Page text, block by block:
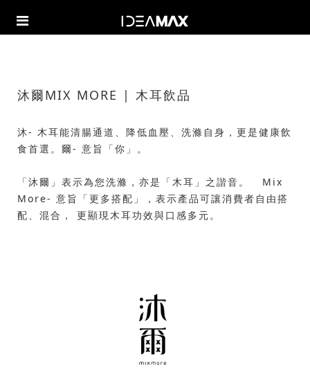
沐爾MIX MORE | 木耳飲品
沐- 木耳能清腸通道、降低血壓、洗滌自身，更是健康飲
食首選。爾- 意旨「你」。
「沐爾」表示為您洗滌，亦是「木耳」之諧音。 Mix
More- 意旨「更多搭配」，表示產品可讓消費者自由搭
配、混合， 更顯現木耳功效與口感多元。